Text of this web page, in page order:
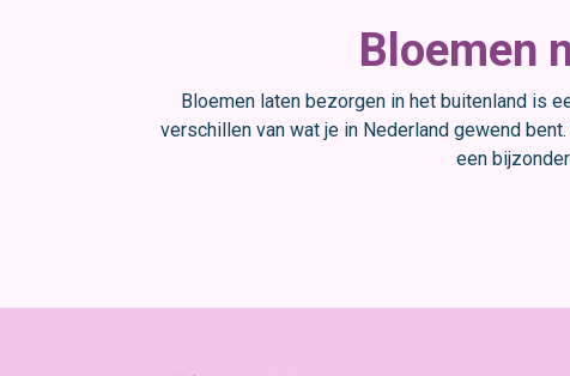
Bloemen
Bloemen laten bezorgen in het buitenland is
verschillen van wat je in Nederland gewend
een